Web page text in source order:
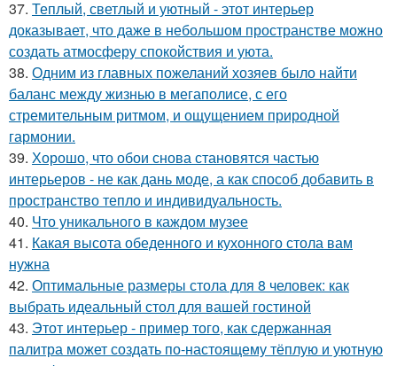
37. Теплый, светлый и уютный - этот интерьер
доказывает, что даже в небольшом пространстве можно
создать атмосферу спокойствия и уюта.
38. Одним из главных пожеланий хозяев было найти
баланс между жизнью в мегаполисе, с его
стремительным ритмом, и ощущением природной
гармонии.
39. Хорошо, что обои снова становятся частью
интерьеров - не как дань моде, а как способ добавить в
пространство тепло и индивидуальность.
40. Что уникального в каждом музее
41. Какая высота обеденного и кухонного стола вам
нужна
42. Оптимальные размеры стола для 8 человек: как
выбрать идеальный стол для вашей гостиной
43. Этот интерьер - пример того, как сдержанная
палитра может создать по-настоящему тёплую и уютную